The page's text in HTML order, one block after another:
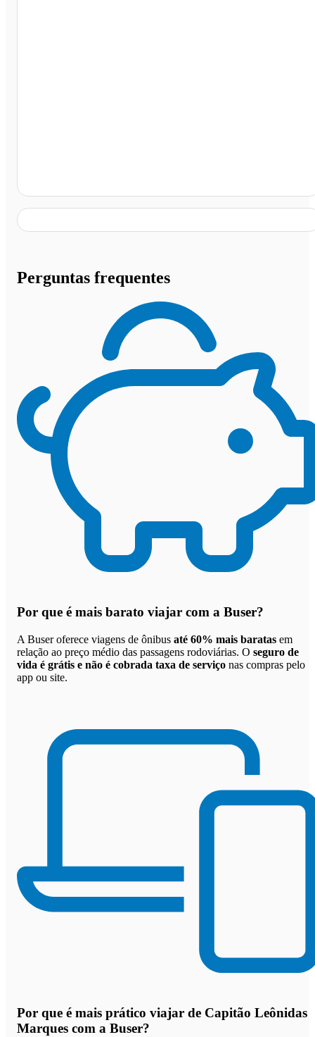
Perguntas frequentes
Por que é mais barato viajar com a Buser?
A Buser oferece viagens de ônibus até 60% mais baratas em
relação ao preço médio das passagens rodoviárias. O seguro de
vida é grátis e não é cobrada taxa de serviço nas compras pelo
app ou site.
Por que é mais prático viajar de Capitão Leônidas
Marques com a Buser?